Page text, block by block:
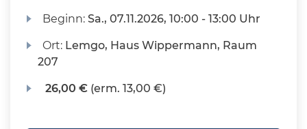
Beginn:Sa., 07.11.2026, 10:00 - 13:00 Uhr
Ort: Lemgo, Haus Wippermann, Raum
207
26,00 € (erm. 13,00 €)